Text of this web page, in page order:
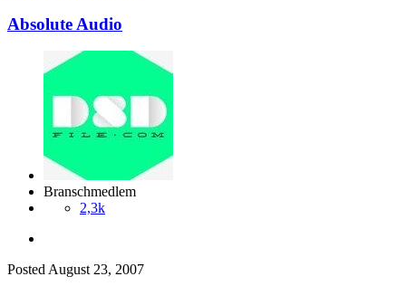
Absolute Audio
Branschmedlem
2,3k
PostedAugust 23, 2007